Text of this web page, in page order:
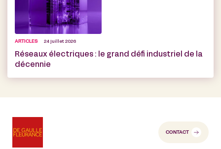
ARTICLES 24 juillet 2026
Réseaux électriques : le grand défi industriel de la
décennie
CONTACT